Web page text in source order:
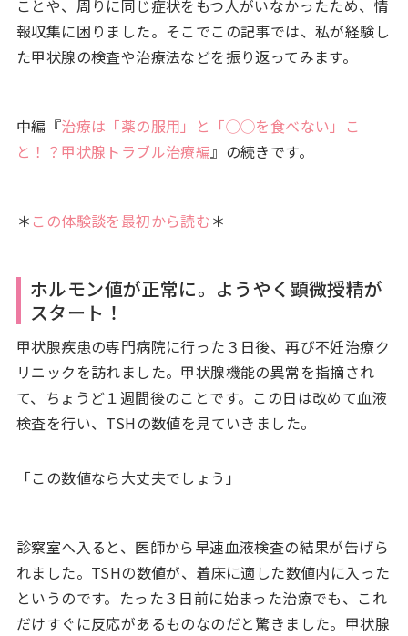
ことや、周りに同じ症状をもつ人がいなかったため、情
報収集に困りました。そこでこの記事では、私が経験し
た甲状腺の検査や治療法などを振り返ってみます。
中編『治療は「薬の服用」と「◯◯を食べない」こ
と！？甲状腺トラブル治療編』の続きです。
＊ この体験談を最初から読む＊
ホルモン値が正常に。ようやく顕微授精が
スタート！
甲状腺疾患の専門病院に行った３日後、再び不妊治療ク
リニックを訪れました。甲状腺機能の異常を指摘され
て、ちょうど１週間後のことです。この日は改めて血液
検査を行い、TSHの数値を見ていきました。
「この数値なら大丈夫でしょう」
診察室へ入ると、医師から早速血液検査の結果が告げら
れました。TSHの数値が、着床に適した数値内に入った
というのです。たった３日前に始まった治療でも、これ
だけすぐに反応があるものなのだと驚きました。甲状腺